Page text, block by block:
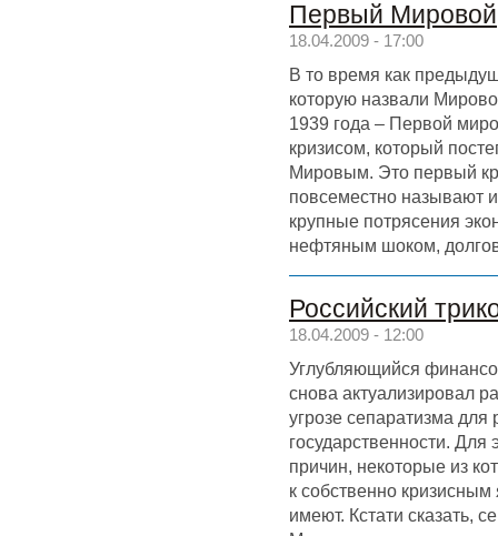
Первый Мировой
18.04.2009 - 17:00
В то время как
которую назвали
1939 года – Первой
кризисом, который
Мировым. Это первый
повсеместно называют
крупные потрясения
нефтяным шоком,
Российский
18.04.2009 - 12:00
Углубляющийся
снова актуализировал
угрозе сепаратизма для
государственности. Для
причин, некоторые из
к собственно
имеют. Кстати сказать,